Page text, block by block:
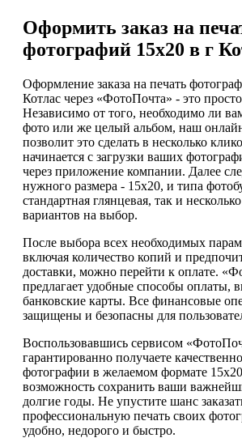
Оформить заказ на
фотографий 15х20 в г
Оформление заказа на печать
Котлас через «ФотоПочта» - это
Независимо от того, необходимо ли
фото или же целый альбом, наш
позволит это сделать в несколько
начинается с загрузки ваших
через приложение компании. Далее
нужного размера - 15х20, и типа
стандартная глянцевая, так и
вариантов на выбор.
После выбора всех необходимых
включая количество копий и
доставки, можно перейти к оплате.
предлагает удобные способы оплаты,
банковские карты. Все финансовые
защищены и безопасны для
Воспользовавшись сервисом
гарантированно получаете
фотографии в желаемом формате
возможность сохранить ваши
долгие годы. Не упустите шанс
профессиональную печать своих
удобно, недорого и быстро.